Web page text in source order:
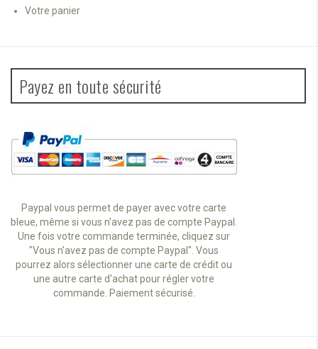
Votre panier
Payez en toute sécurité
Paypal vous permet de payer avec votre carte
bleue, même si vous n'avez pas de compte Paypal.
Une fois votre commande terminée, cliquez sur
"Vous n'avez pas de compte Paypal". Vous
pourrez alors sélectionner une carte de crédit ou
une autre carte d'achat pour régler votre
commande. Paiement sécurisé.